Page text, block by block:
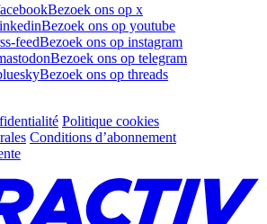
Bezoek ons op x
Bezoek ons op youtube
feedBezoek ons op instagram
Bezoek ons op telegram
Bezoek ons op threads
Politique cookies
Conditions d’abonnement